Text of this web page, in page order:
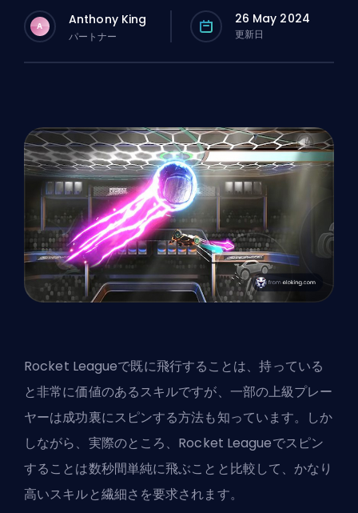
A Anthony King
パートナー
26 May 2024
更新日
Rocket Leagueで既に飛行することは、持っている
と非常に価値のあるスキルですが、一部の上級プレー
ヤーは成功裏にスピンする方法も知っています。しか
しながら、実際のところ、Rocket Leagueでスピン
することは数秒間単純に飛ぶことと比較して、かなり
高いスキルと繊細さを要求されます。